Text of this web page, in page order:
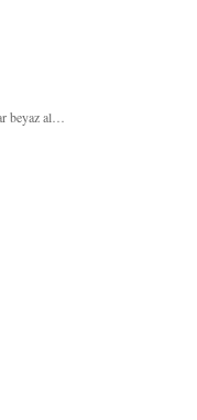
Akuamarin, garnet ve inci 14 ayar beyaz altın kolye (40 cm beyaz altın rolo zincir)